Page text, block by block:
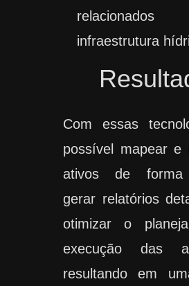
infraestrutura
Com essas
possível mapear e
ativos de forma
gerar relatórios
otimizar o
execução das
resultando em